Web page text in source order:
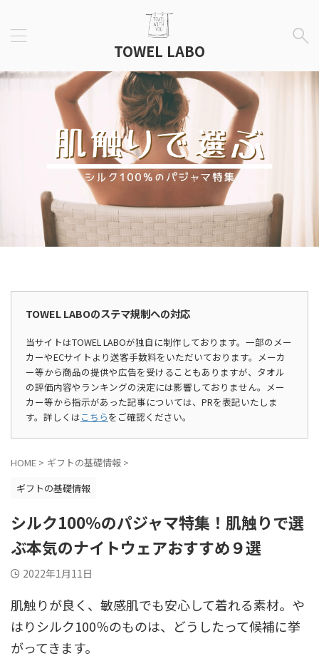
TOWEL LABO
TOWEL LABOのステマ規制への対応
当サイトはTOWEL LABOが独自に制作しております。一部のメー
カーやECサイトより送客手数料をいただいております。メーカ
ー等から商品の提供や広告を受けることもありますが、タオル
の評価内容やランキングの決定には影響しておりません。メー
カー等から指示があった記事については、PRを表記いたしま
す。詳しくはこちらをご確認ください。
HOME > ギフトの基礎情報 >
ギフトの基礎情報
シルク100％のパジャマ特集！肌触りで選
ぶ本気のナイトウェアおすすめ９選
2022年1月11日
肌触りが良く、敏感肌でも安心して着れる素材。や
はりシルク100％のものは、どうしたって候補に挙
がってきます。